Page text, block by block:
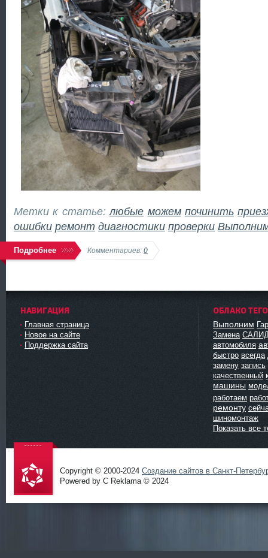
Метки к статье:любые можем починить
ошибки ремонт диагностики проверки
Подробнее Комментариев: 0
НАВИГАЦИЯ
Главная страница
Новое на сайте
Поддержка сайта
ОБЛАКО
Выполним
Замена
автомобиля
быстро всегда
замену запись
качественный
машины
работаем
ремонту
шиномонтаж
Показать все
Проект
Copyright © 2000-2024 Создание сайтов в Санкт-
Powered by C Reklama © 2024